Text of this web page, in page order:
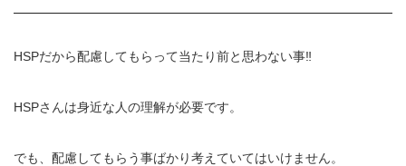
HSPだから配慮してもらって当たり前と思わない事‼︎
HSPさんは身近な人の理解が必要です。
でも、配慮してもらう事ばかり考えていてはいけません。